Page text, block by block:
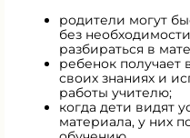
родители могут
без
разбираться в
ребенок получает
своих знаниях и
работы учителю;
когда дети видят
материала, у них